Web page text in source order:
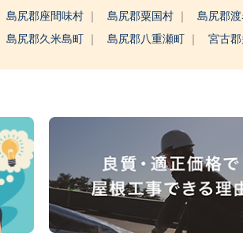
島尻郡座間味村 島尻郡粟国村 島尻郡
島尻郡久米島町 島尻郡八重瀬町 宮古